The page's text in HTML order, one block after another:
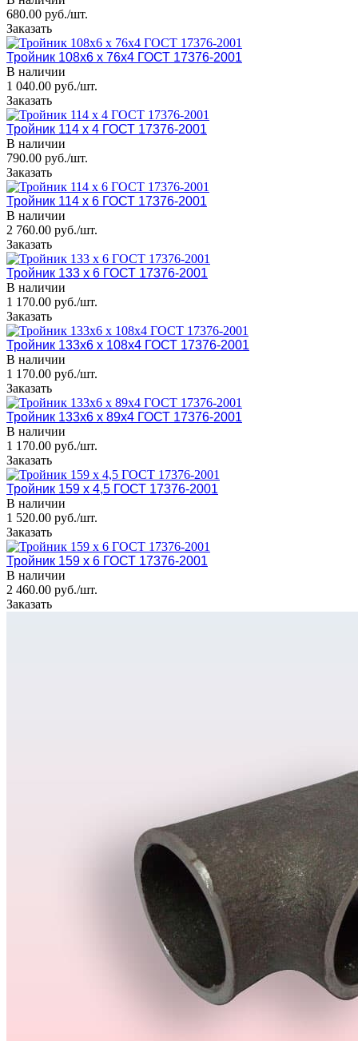
680.00 руб./шт.
Заказать
Тройник 108x6 х 76x4 ГОСТ 17376-2001
В наличии
1 040.00 руб./шт.
Заказать
Тройник 114 х 4 ГОСТ 17376-2001
В наличии
790.00 руб./шт.
Заказать
Тройник 114 х 6 ГОСТ 17376-2001
В наличии
2 760.00 руб./шт.
Заказать
Тройник 133 х 6 ГОСТ 17376-2001
В наличии
1 170.00 руб./шт.
Заказать
Тройник 133x6 х 108x4 ГОСТ 17376-2001
В наличии
1 170.00 руб./шт.
Заказать
Тройник 133x6 х 89x4 ГОСТ 17376-2001
В наличии
1 170.00 руб./шт.
Заказать
Тройник 159 х 4,5 ГОСТ 17376-2001
В наличии
1 520.00 руб./шт.
Заказать
Тройник 159 х 6 ГОСТ 17376-2001
В наличии
2 460.00 руб./шт.
Заказать